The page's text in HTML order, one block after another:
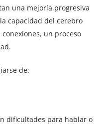
una mejoría progresiva
capacidad del cerebro
un proceso
de:
dificultades para hablar o